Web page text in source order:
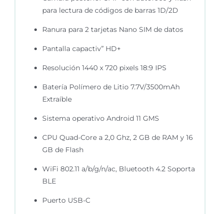
para lectura de códigos de barras 1D/2D
Ranura para 2 tarjetas Nano SIM de datos
Pantalla capactiv” HD+
Resolución 1440 x 720 pixels 18:9 IPS
Batería Polímero de Litio 7.7V/3500mAh
Extraíble
Sistema operativo Android 11 GMS
CPU Quad-Core a 2,0 Ghz, 2 GB de RAM y 16
GB de Flash
WiFi 802.11 a/b/g/n/ac, Bluetooth 4.2 Soporta
BLE
Puerto USB-C